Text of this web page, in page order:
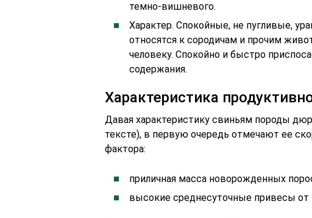
темно-вишневого.
Характер. Спокойные, не пугливые,
относятся к сородичам и прочим
человеку. Спокойно и быстро
содержания.
Характеристика
Давая характеристику свиньям породы
тексте), в первую очередь отмечают ее
фактора:
приличная масса новорожденных
высокие среднесуточные привесы